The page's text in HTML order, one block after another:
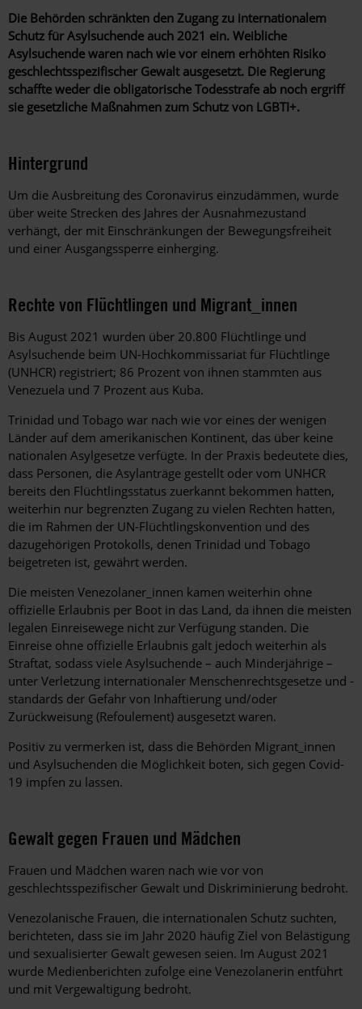
Die Behörden schränkten den Zugang zu internationalem
Schutz für Asylsuchende auch 2021 ein. Weibliche
Asylsuchende waren nach wie vor einem erhöhten Risiko
geschlechtsspezifischer Gewalt ausgesetzt. Die Regierung
schaffte weder die obligatorische Todesstrafe ab noch ergriff
sie gesetzliche Maßnahmen zum Schutz von LGBTI+.
Hintergrund
Um die Ausbreitung des Coronavirus einzudämmen, wurde
über weite Strecken des Jahres der Ausnahmezustand
verhängt, der mit Einschränkungen der Bewegungsfreiheit
und einer Ausgangssperre einherging.
Rechte von Flüchtlingen und Migrant_innen
Bis August 2021 wurden über 20.800 Flüchtlinge und
Asylsuchende beim UN-Hochkommissariat für Flüchtlinge
(UNHCR) registriert; 86 Prozent von ihnen stammten aus
Venezuela und 7 Prozent aus Kuba.
Trinidad und Tobago war nach wie vor eines der wenigen
Länder auf dem amerikanischen Kontinent, das über keine
nationalen Asylgesetze verfügte. In der Praxis bedeutete dies,
dass Personen, die Asylanträge gestellt oder vom UNHCR
bereits den Flüchtlingsstatus zuerkannt bekommen hatten,
weiterhin nur begrenzten Zugang zu vielen Rechten hatten,
die im Rahmen der UN-Flüchtlingskonvention und des
dazugehörigen Protokolls, denen Trinidad und Tobago
beigetreten ist, gewährt werden.
Die meisten Venezolaner_innen kamen weiterhin ohne
offizielle Erlaubnis per Boot in das Land, da ihnen die meisten
legalen Einreisewege nicht zur Verfügung standen. Die
Einreise ohne offizielle Erlaubnis galt jedoch weiterhin als
Straftat, sodass viele Asylsuchende – auch Minderjährige –
unter Verletzung internationaler Menschenrechtsgesetze und -
standards der Gefahr von Inhaftierung und/oder
Zurückweisung (Refoulement) ausgesetzt waren.
Positiv zu vermerken ist, dass die Behörden Migrant_innen
und Asylsuchenden die Möglichkeit boten, sich gegen Covid-
19 impfen zu lassen.
Gewalt gegen Frauen und Mädchen
Frauen und Mädchen waren nach wie vor von
geschlechtsspezifischer Gewalt und Diskriminierung bedroht.
Venezolanische Frauen, die internationalen Schutz suchten,
berichteten, dass sie im Jahr 2020 häufig Ziel von Belästigung
und sexualisierter Gewalt gewesen seien. Im August 2021
wurde Medienberichten zufolge eine Venezolanerin entführt
und mit Vergewaltigung bedroht.